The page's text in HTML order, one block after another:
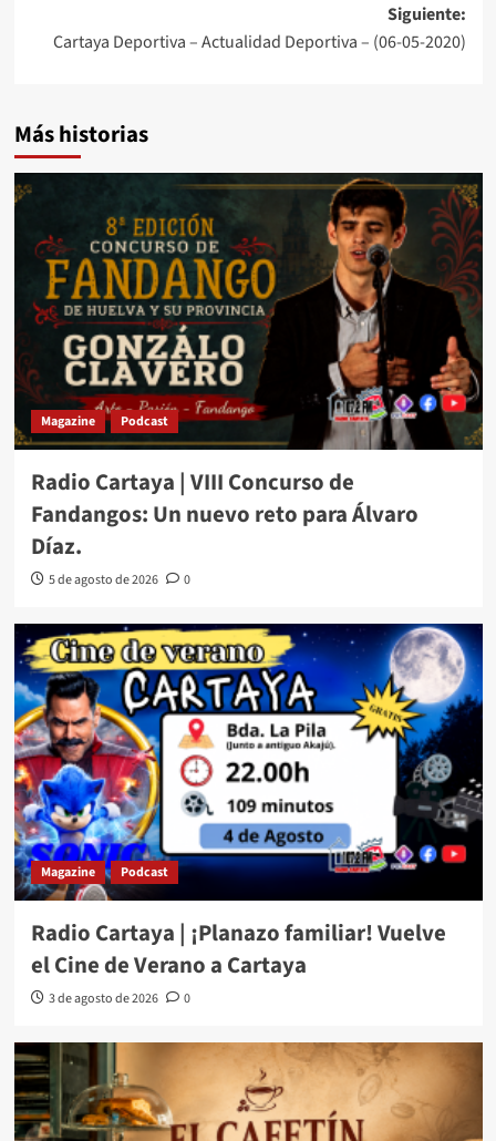
Siguiente:
Cartaya Deportiva – Actualidad Deportiva – (06-05-2020)
Más historias
Magazine Podcast
Radio Cartaya | VIII Concurso de
Fandangos: Un nuevo reto para Álvaro
Díaz.
5 de agosto de 2026 0
Magazine Podcast
Radio Cartaya | ¡Planazo familiar! Vuelve
el Cine de Verano a Cartaya
3 de agosto de 2026 0